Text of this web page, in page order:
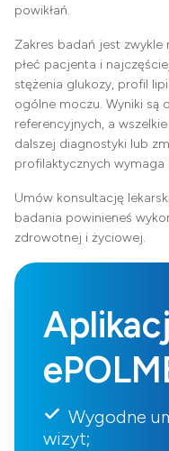
powikłań.
Zakres badań jest
płeć pacjenta i
stężenia glukozy, profil
ogólne moczu. Wyniki są
referencyjnych, a
dalszej diagnostyki lub
profilaktycznych
Umów konsultację
badania powinieneś
zdrowotnej i życiowej.
Wygodne
wizyt;